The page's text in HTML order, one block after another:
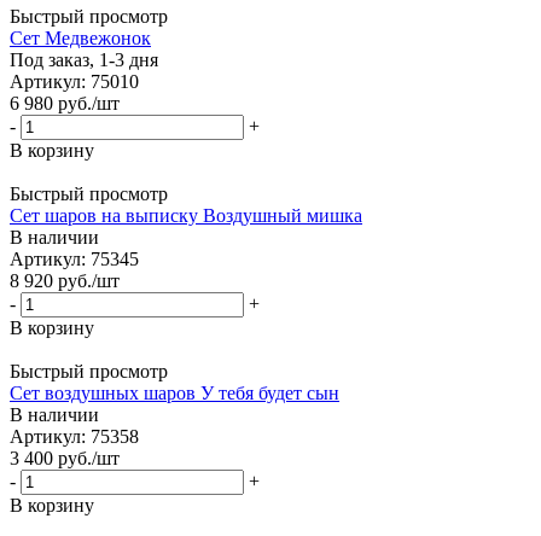
Быстрый просмотр
Сет Медвежонок
Под заказ, 1-3 дня
Артикул: 75010
6 980 руб./шт
-
+
В корзину
Быстрый просмотр
Сет шаров на выписку Воздушный мишка
В наличии
Артикул: 75345
8 920 руб./шт
-
+
В корзину
Быстрый просмотр
Сет воздушных шаров У тебя будет сын
В наличии
Артикул: 75358
3 400 руб./шт
-
+
В корзину